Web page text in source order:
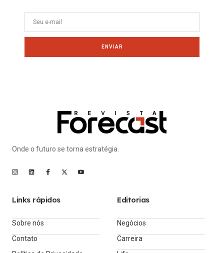
ENVIAR
Onde o futuro se torna estratégia.
Links rápidos
Sobre nós
Contato
Editorias
Negócios
Carreira